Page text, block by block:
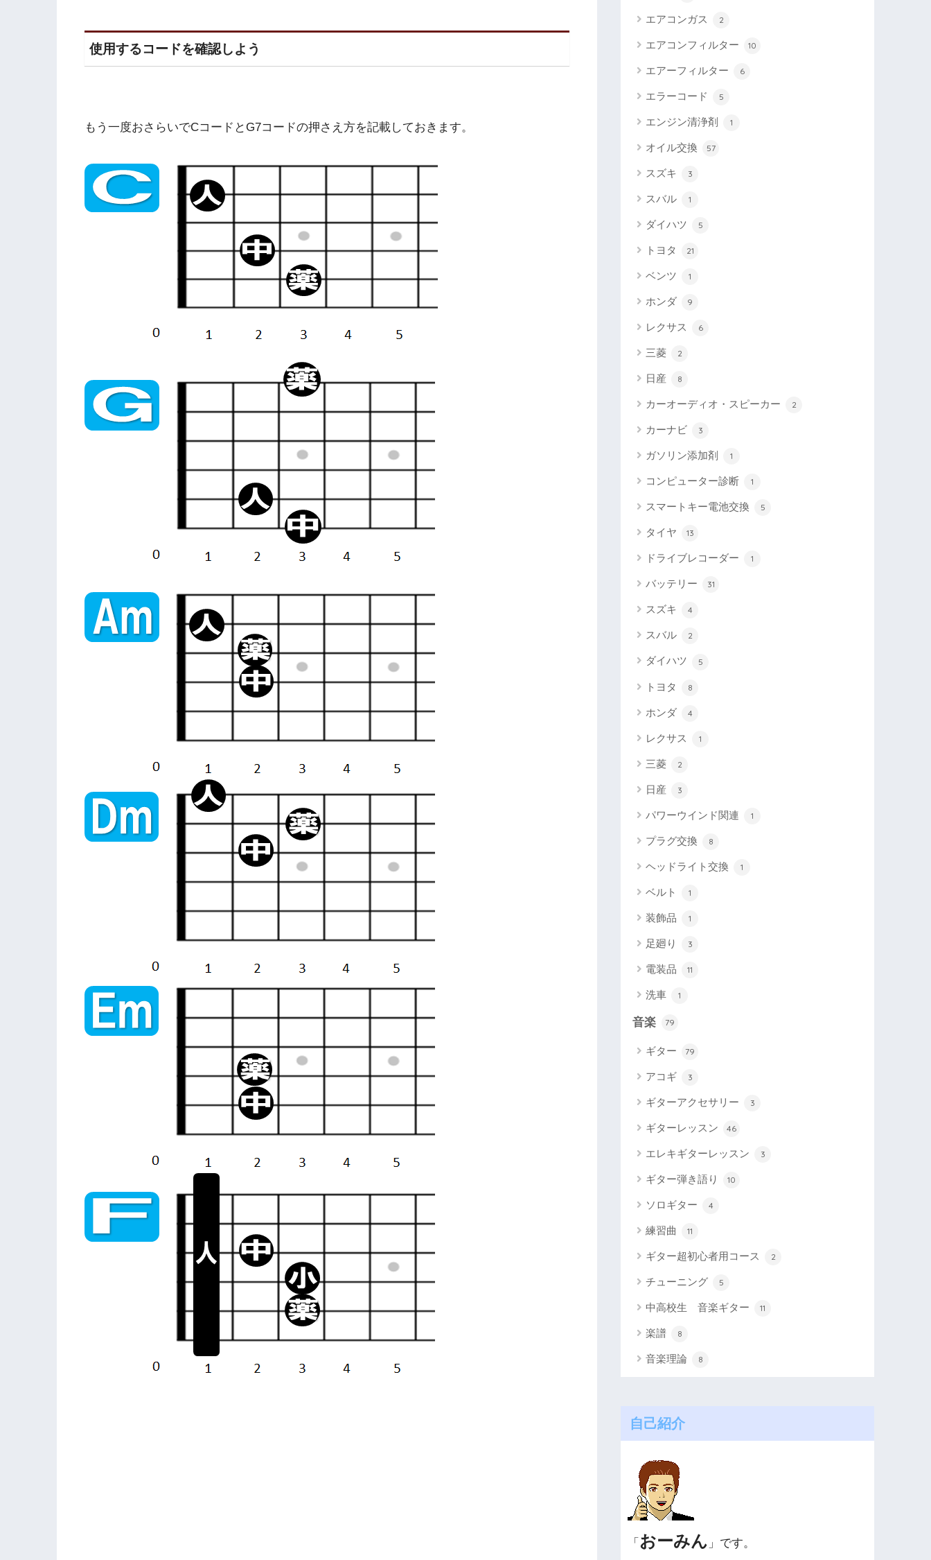
使用するコードを確認しよう
もう一度おさらいでCコードとG7コードの押さえ方を記載しておきます。
エアコンガス 2
エアコンフィルター 10
エアーフィルター 6
エラーコード 5
エンジン清浄剤 1
オイル交換 57
スズキ 3
スバル 1
ダイハツ 5
トヨタ 21
ベンツ 1
ホンダ 9
レクサス 6
三菱 2
日産 8
カーオーディオ・スピーカー 2
カーナビ 3
ガソリン添加剤 1
コンピューター診断 1
スマートキー電池交換 5
タイヤ 13
ドライブレコーダー 1
バッテリー 31
スズキ 4
スバル 2
ダイハツ 5
トヨタ 8
ホンダ 4
レクサス 1
三菱 2
日産 3
パワーウインド関連 1
プラグ交換 8
ヘッドライト交換 1
ベルト 1
装飾品 1
足廻り 3
電装品 11
洗車 1
音楽 79
ギター 79
アコギ 3
ギターアクセサリー 3
ギターレッスン 46
エレキギターレッスン 3
ギター弾き語り 10
ソロギター 4
練習曲 11
ギター超初心者用コース 2
チューニング 5
中高校生 音楽ギター 11
楽譜 8
音楽理論 8
自己紹介
「 おーみん 」です。